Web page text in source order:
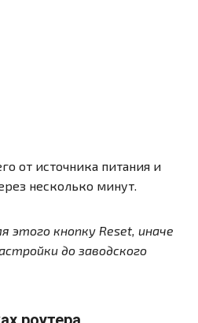
от источника питания и
несколько минут.
этого кнопку Reset, иначе
до заводского